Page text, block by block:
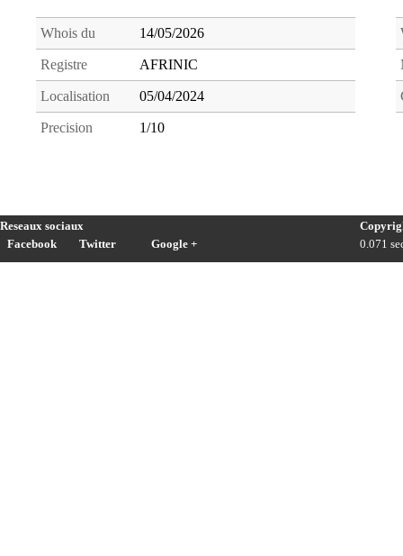
Whois du 14/05/2026
Registre AFRINIC
Localisation 05/04/2024
Precision 1/10
Reseaux sociaux
Facebook
Twitter Google +
0.071